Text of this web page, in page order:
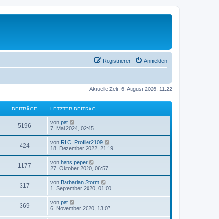
Anmelden
Registrieren
Aktuelle Zeit: 6. August 2026, 11:22
BEITRÄGE LETZTER BEITRAG
5196 von pat
e
e
s
t
e
r
B
e
i
t
r
a
7. Mai 2024, 02:45
424 von RLC_Profiler2109
e
e
B
e
t
a
18. Dezember 2022, 21:19
1177 von hans peper
e
s
t
e
B
e
27. Oktober 2020, 06:57
317 von Barbarian Storm
e
s
t
e
1. September 2020, 01:00
369 von pat
e
6. November 2020, 13:07